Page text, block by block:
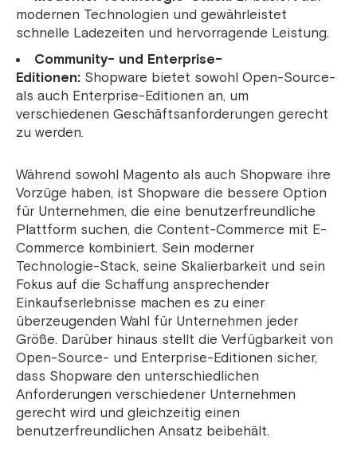
modernen Technologien und gewährleistet
schnelle Ladezeiten und hervorragende Leistung.
Community- und Enterprise-
Editionen: Shopware bietet sowohl Open-Source-
als auch Enterprise-Editionen an, um
verschiedenen Geschäftsanforderungen gerecht
zu werden.
Während sowohl Magento als auch Shopware ihre
Vorzüge haben, ist Shopware die bessere Option
für Unternehmen, die eine benutzerfreundliche
Plattform suchen, die Content-Commerce mit E-
Commerce kombiniert. Sein moderner
Technologie-Stack, seine Skalierbarkeit und sein
Fokus auf die Schaffung ansprechender
Einkaufserlebnisse machen es zu einer
überzeugenden Wahl für Unternehmen jeder
Größe. Darüber hinaus stellt die Verfügbarkeit von
Open-Source- und Enterprise-Editionen sicher,
dass Shopware den unterschiedlichen
Anforderungen verschiedener Unternehmen
gerecht wird und gleichzeitig einen
benutzerfreundlichen Ansatz beibehält.